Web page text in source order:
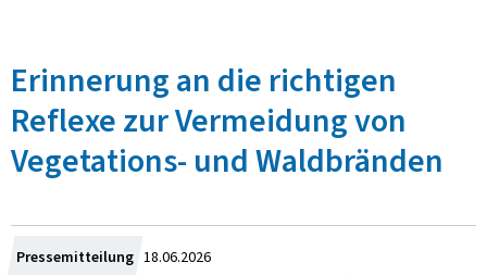
Erinnerung an die richtigen
Reflexe zur Vermeidung von
Vegetations- und Waldbränden
Pressemitteilung Zum
18.06.2026